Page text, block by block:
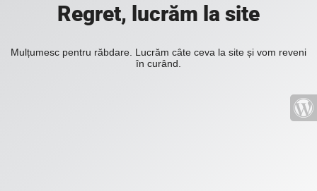
Regret, lucrăm la site
Mulțumesc pentru răbdare. Lucrăm câte ceva la site și vom reveni
în curând.